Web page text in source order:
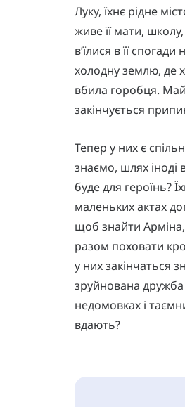
Луку, їхнє рідне
живе її мати,
в’їлися в її
холодну землю, де
вбила горобця.
закінчується
Тепер у них є
знаємо, шлях іноді
буде для героїнь?
маленьких актах
щоб знайти
разом поховати
у них закінчаться
зруйнована дружба
недомовках і
вдають?